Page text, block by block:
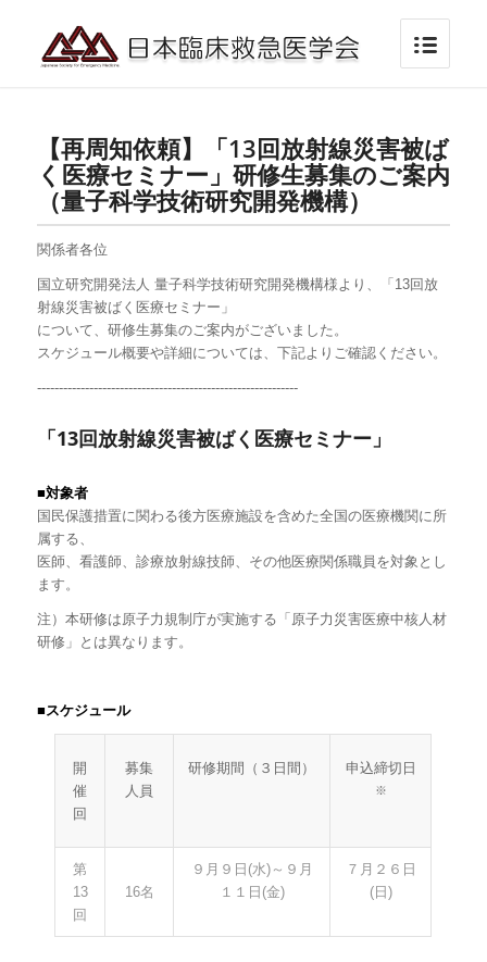
【再周知依頼】「13回放射線災害被ば
く医療セミナー」研修生募集のご案内
（量子科学技術研究開発機構）
関係者各位
国立研究開発法人 量子科学技術研究開発機構様より、「13回放
射線災害被ばく医療セミナー」
について、研修生募集のご案内がございました。
スケジュール概要や詳細については、下記よりご確認ください。
------------------------------------------------------------
「13回放射線災害被ばく医療セミナー」
■対象者
国民保護措置に関わる後方医療施設を含めた全国の医療機関に所
属する、
医師、看護師、診療放射線技師、その他医療関係職員を対象とし
ます。​
注）本研修は原子力規制庁が実施する「原子力災害医療中核人材
研修」とは異なります。
■スケジュール
開
催
回
募集
人員
研修期間（３日間） 申込締切日
※
第
13
回
16名
９月９日 (水)～９月
１１日 (金)
７月 ２６ 日
(日 )